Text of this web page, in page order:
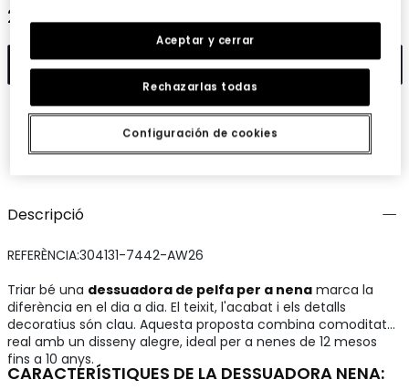
29,95 €
Afegir
Guardar Comparteix
Descripció
REFERÈNCIA:304131-7442-AW26
Triar bé una dessuadora de pelfa per a nenamarca la
diferència en el dia a dia. El teixit, l'acabat i els detalls
decoratius són clau. Aquesta proposta combina comoditat
real amb un disseny alegre, ideal per a nenes de 12 mesos
fins a 10 anys.
CARACTERÍSTIQUES DE LA DESSUADORA NENA:
Configuración de cookies
Rechazarlas todas
Aceptar y cerrar